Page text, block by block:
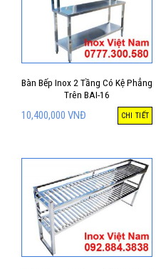
Bàn Bếp Inox 2 Tầng Có Kệ Phẳng
Trên BAI-16
10,400,000 VNĐ CHI TIẾT